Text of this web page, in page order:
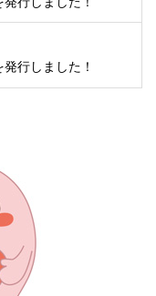
行しました！